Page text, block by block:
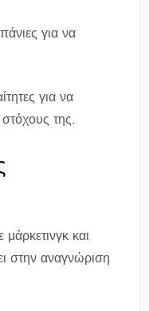
για να
για να
στόχους της.
και
στην αναγνώριση